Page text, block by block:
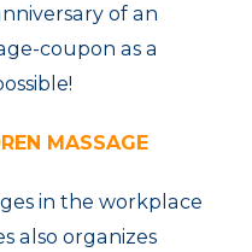
of an
coupon as a
!
MASSAGE
in the workplace
also organizes